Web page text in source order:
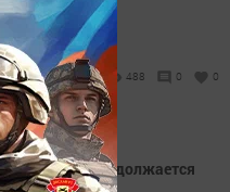
488 0 0
и сенажа в
районе продолжается